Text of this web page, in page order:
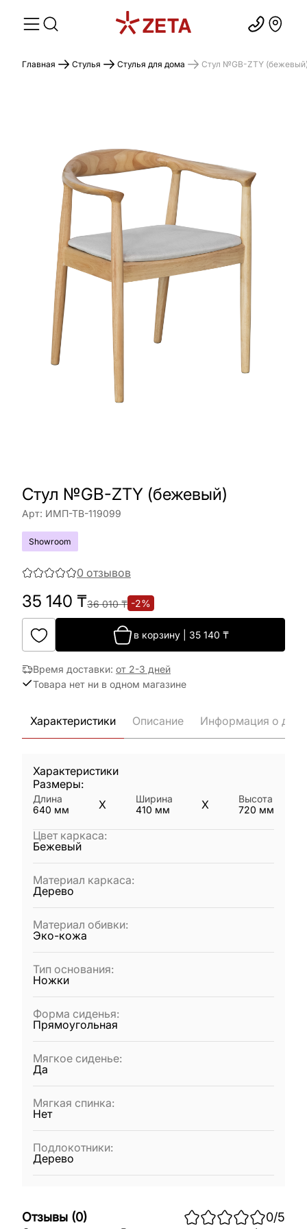
Главная Стулья Стулья для дома Стул №GB-ZTY
Стул №GB-ZTY (бежевый)
Арт: ИМП-ТВ-119099
Showroom
0 отзывов
35 140 ₸36 010₸ -2%
в корзину 35 140 ₸
Время доставки: от 2-3 дней
Товара нет ни в одном магазине
Характеристики Описание Информация о
Характеристики
Размеры:
Длина
640 мм X
Ширина
410 мм X
Высота
720 мм
Цвет каркаса:
Бежевый
Материал каркаса:
Дерево
Материал обивки:
Эко-кожа
Тип основания:
Ножки
Форма сиденья:
Прямоугольная
Мягкое сиденье:
Да
Мягкая спинка:
Нет
Подлокотники:
Дерево
Отзывы (0) 0/5